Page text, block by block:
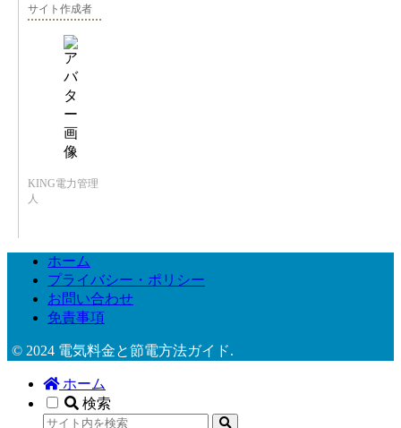
サイト作成者
KING電力管理
人
ホーム
プライバシー・ポリシー
お問い合わせ
免責事項
© 2024 電気料金と節電方法ガイド.
ホーム
検索